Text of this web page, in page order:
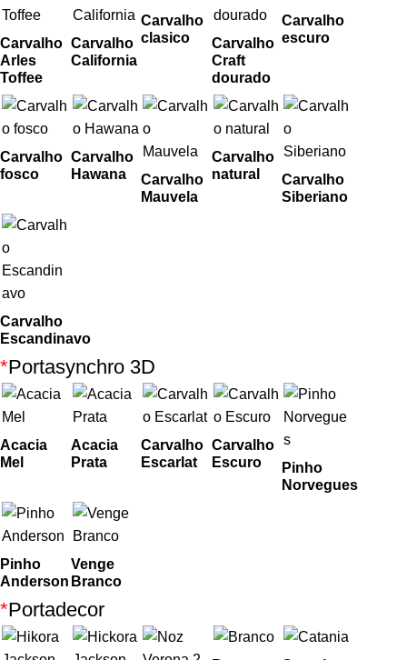
Carvalho
Arles
Toffee
Carvalho
California
Carvalho
clasico
Carvalho
Craft
dourado
Carvalho
escuro
Carvalho
fosco
Carvalho
Hawana
Carvalho
Mauvela
Carvalho
natural
Carvalho
Siberiano
Carvalho
Escandinavo
*Portasynchro 3D
Acacia
Mel
Acacia
Prata
Carvalho
Escarlat
Carvalho
Escuro
Pinho
Norvegues
Pinho
Anderson
Venge
Branco
*Portadecor